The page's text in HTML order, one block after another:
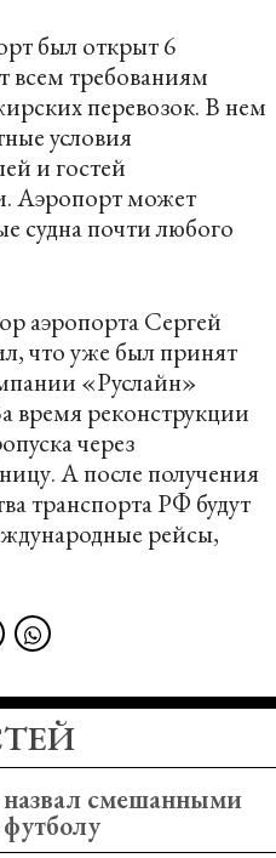
был открыт 6
всем требованиям
перевозок. В нем
условия
и гостей
Аэропорт может
судна почти любого
аэропорта Сергей
что уже был принят
«Руслайн»
время реконструкции
через
А после получения
транспорта РФ будут
рейсы,
смешанными